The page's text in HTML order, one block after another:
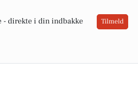
- direkte i din indbakke Tilmeld